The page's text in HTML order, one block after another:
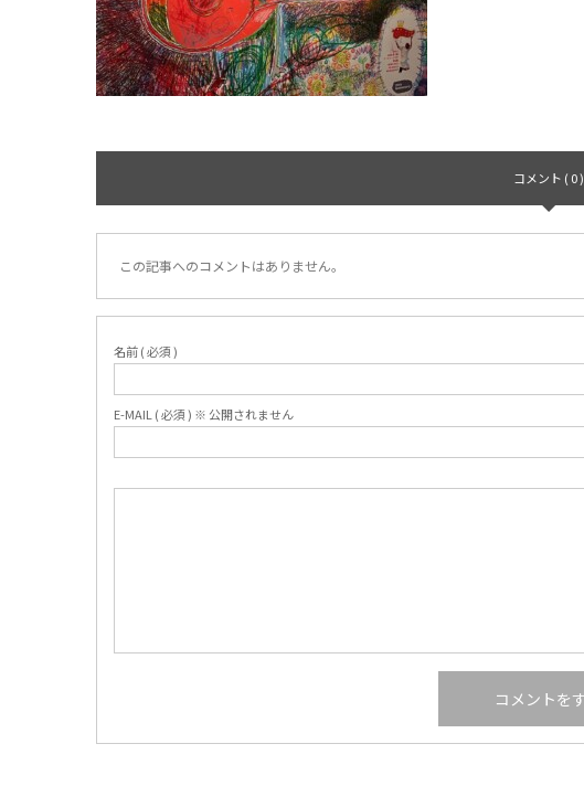
コメント ( 0 )
この記事へのコメントはありません。
名前 ( 必須 )
E-MAIL ( 必須 ) ※ 公開されません